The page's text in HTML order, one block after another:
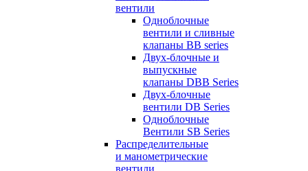
вентили
Одноблочные
вентили и сливные
клапаны BB series
Двух-блочные и
выпускные
клапаны DBB Series
Двух-блочные
вентили DB Series
Одноблочные
Вентили SB Series
Распределительные
и манометрические
вентили